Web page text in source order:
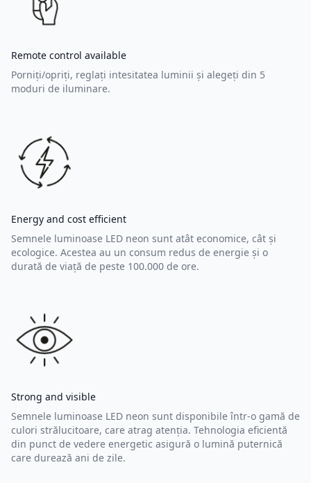
Remote control available
Porniți/opriți, reglați intesitatea luminii și alegeți din 5
moduri de iluminare.
Energy and cost efficient
Semnele luminoase LED neon sunt atât economice, cât și
ecologice. Acestea au un consum redus de energie și o
durată de viață de peste 100.000 de ore.
Strong and visible
Semnele luminoase LED neon sunt disponibile într-o gamă de
culori strălucitoare, care atrag atenția. Tehnologia eficientă
din punct de vedere energetic asigură o lumină puternică
care durează ani de zile.